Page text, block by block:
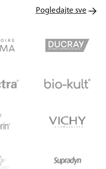
Pogledajte sve